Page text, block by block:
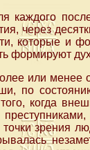
каждого
через
которые и
формируют
или
по
когда
зрения